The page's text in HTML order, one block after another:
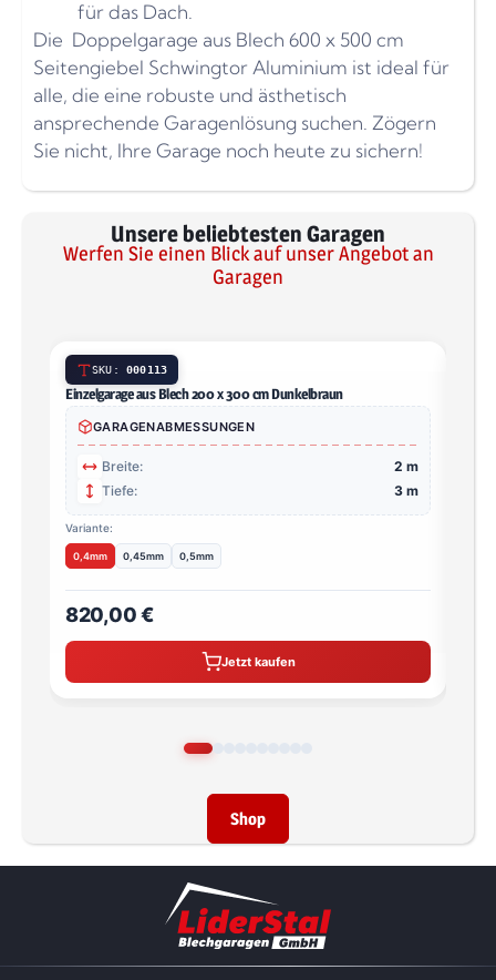
für das Dach.
Die Doppelgarage aus Blech 600 x 500 cm
Seitengiebel Schwingtor Aluminium ist ideal für
alle, die eine robuste und ästhetisch
ansprechende Garagenlösung suchen. Zögern
Sie nicht, Ihre Garage noch heute zu sichern!
Unsere beliebtesten Garagen
Werfen Sie einen Blick auf unser Angebot an
Garagen
SKU: 000113
Einzelgarage aus Blech 200 x 300 cm Dunkelbraun
GARAGENABMESSUNGEN
Breite:
2 m
Tiefe:
3 m
Variante:
0,4mm 0,45mm 0,5mm
820,00 €
Jetzt kaufen
Shop